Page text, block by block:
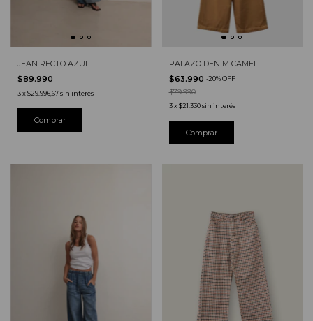
JEAN RECTO AZUL
$89.990
3x$29.996,67sin interés
Comprar
PALAZO DENIM CAMEL
$63.990 -20%OFF
$79.990
3 x$21.330 sin interés